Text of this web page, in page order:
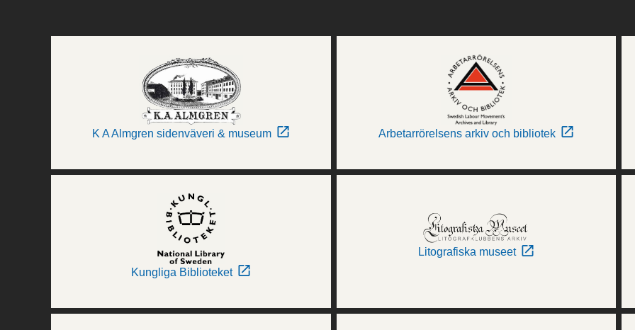
K A Almgren sidenväveri & museum Arbetarrörelsens arkiv och bibliotek
Kungliga Biblioteket
Litografiska museet